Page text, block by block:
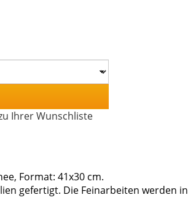
Ihrer Wunschliste
Format: 41x30 cm.
gefertigt. Die Feinarbeiten werden in